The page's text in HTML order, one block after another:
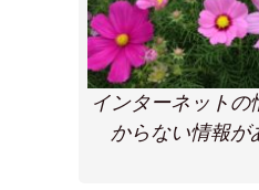
インターネットの
からない情報が